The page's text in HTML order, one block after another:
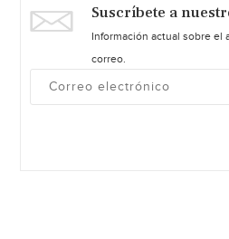
Suscríbete a
Información actual sobre el
correo.